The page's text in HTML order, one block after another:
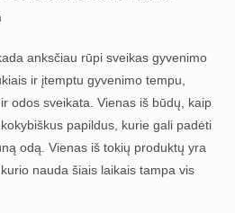
anksčiau rūpi sveikas gyvenimo
ir įtemptu gyvenimo tempu,
odos sveikata. Vienas iš būdų, kaip
papildus, kurie gali padėti
odą. Vienas iš tokių produktų yra
nauda šiais laikais tampa vis